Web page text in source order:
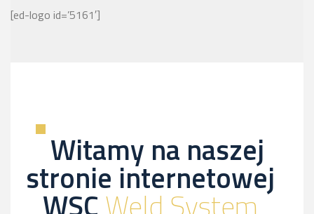
[ed-logo id=’5161′]
Witamy na naszej
stronie internetowej